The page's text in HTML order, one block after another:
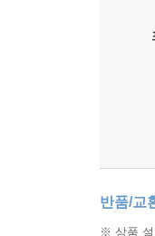
반품/교
※ 상품 설